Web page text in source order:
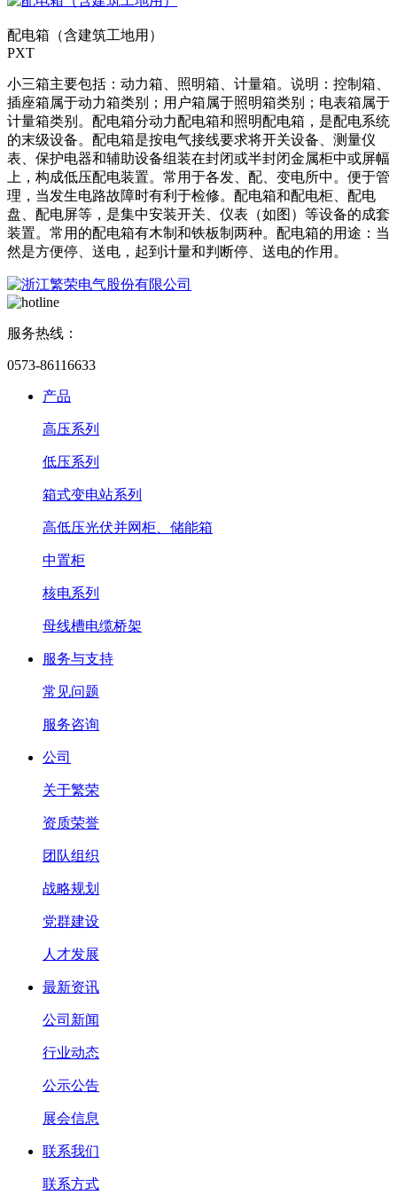
配电箱（含建筑工地用）
PXT
小三箱主要包括：动力箱、照明箱、计量箱。说明：控制箱、
插座箱属于动力箱类别；用户箱属于照明箱类别；电表箱属于
计量箱类别。配电箱分动力配电箱和照明配电箱，是配电系统
的末级设备。配电箱是按电气接线要求将开关设备、测量仪
表、保护电器和辅助设备组装在封闭或半封闭金属柜中或屏幅
上，构成低压配电装置。常用于各发、配、变电所中。便于管
理，当发生电路故障时有利于检修。配电箱和配电柜、配电
盘、配电屏等，是集中安装开关、仪表（如图）等设备的成套
装置。常用的配电箱有木制和铁板制两种。配电箱的用途：当
然是方便停、送电，起到计量和判断停、送电的作用。
服务热线：
0573-86116633
产品
高压系列
低压系列
箱式变电站系列
高低压光伏并网柜、储能箱
中置柜
核电系列
母线槽电缆桥架
服务与支持
常见问题
服务咨询
公司
关于繁荣
资质荣誉
团队组织
战略规划
党群建设
人才发展
最新资讯
公司新闻
行业动态
公示公告
展会信息
联系我们
联系方式